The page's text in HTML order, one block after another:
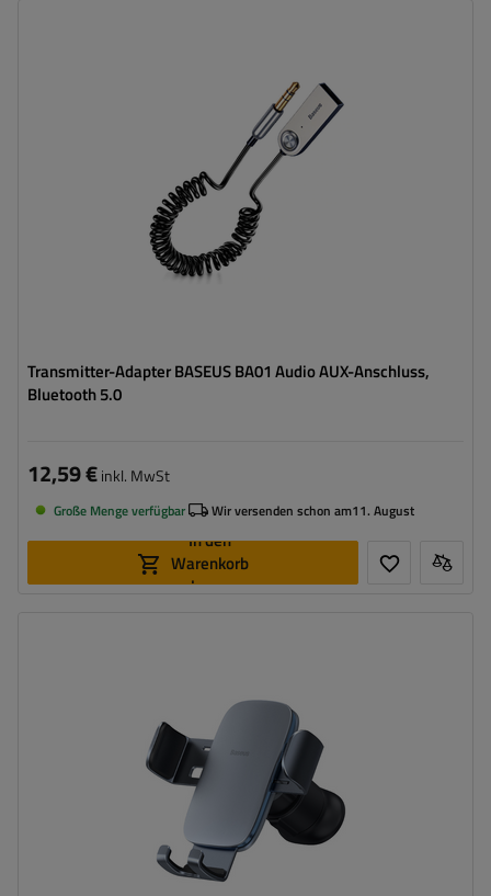
Transmitter-Adapter BASEUS BA01 Audio AUX-Anschluss,
Bluetooth 5.0
12,59 €inkl. MwSt
Große Menge verfügbar Wir versenden schon am11. August
In den
Warenkorb
legen